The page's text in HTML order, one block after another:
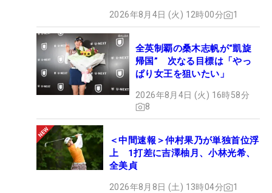
2026年8月4日 (火) 12時00分 1
全英制覇の桑木志帆が“凱旋
帰国” 次なる目標は「やっ
ぱり女王を狙いたい」
2026年8月4日 (火) 16時58分
8
＜中間速報＞仲村果乃が単独首位浮
上 1打差に吉澤柚月、小林光希、
全美貞
2026年8月8日 (土) 13時04分 1